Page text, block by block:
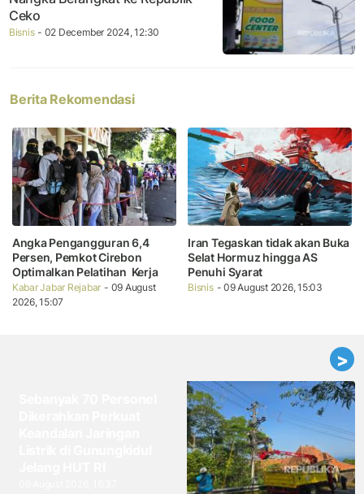
Ceko
Bisnis - 02 December 2024, 12:30
Berita Rekomendasi
Angka Pengangguran 6,4
Persen, Pemkot Cirebon
Optimalkan Pelatihan Kerja
Kabar Jabar Rejabar - 09 August
2026, 15:07
Iran Tegaskan tidak akan Buka
Selat Hormuz hingga AS
Penuhi Syarat
Bisnis - 09 August 2026, 15:03
>